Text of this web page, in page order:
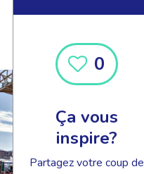
0
Ça vous
inspire?
Partagez votre coup de